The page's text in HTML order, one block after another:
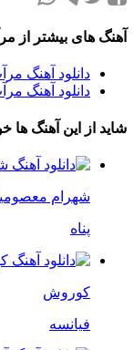
آهنگ های بیشتر از
دانلود آهنگ
دانلود آهنگ
شاید از این آهنگ ها
شهرام
پناه
کوروش
فیانسه